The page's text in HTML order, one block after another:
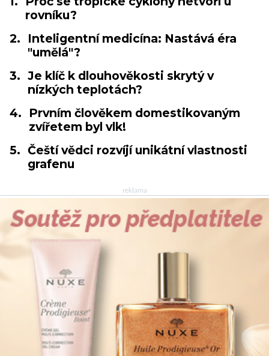
rovníku?
2.
Inteligentní medicína: Nastává éra
"umělá"?
3. Je klíč k dlouhověkosti skrytý v
nízkých teplotách?
4.
Prvním člověkem domestikovaným
zvířetem byl vlk!
5. Čeští vědci rozvíjí unikátní vlastnosti
grafenu
reklama